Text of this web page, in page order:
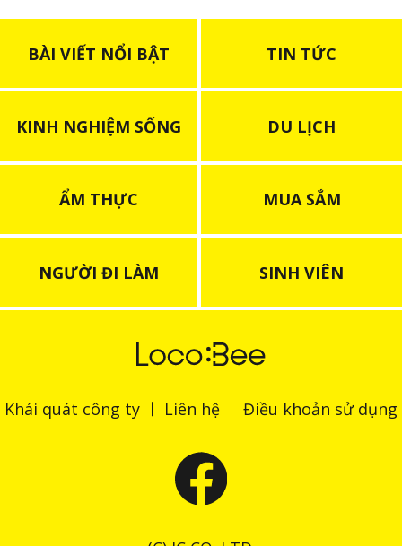
BÀI VIẾT NỔI BẬT TIN TỨC
KINH NGHIỆM SỐNG DU LỊCH
ẨM THỰC MUA SẮM
NGƯỜI ĐI LÀM SINH VIÊN
Khái quát công ty Liên hệ Điều khoản sử dụng